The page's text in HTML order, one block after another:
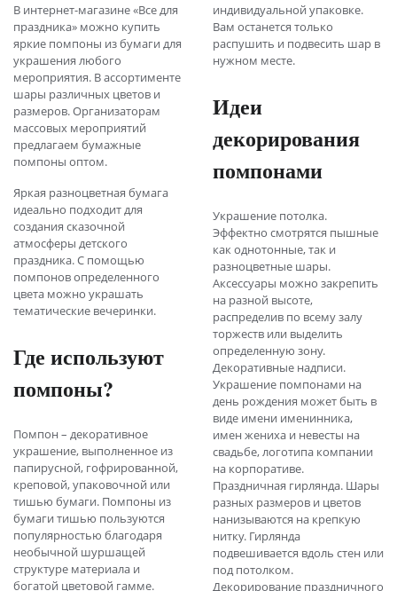
В интернет-магазине «Все для
праздника» можно купить
яркие помпоны из бумаги для
украшения любого
мероприятия. В ассортименте
шары различных цветов и
размеров. Организаторам
массовых мероприятий
предлагаем бумажные
помпоны оптом.
Яркая разноцветная бумага
идеально подходит для
создания сказочной
атмосферы детского
праздника. С помощью
помпонов определенного
цвета можно украшать
тематические вечеринки.
Где используют
помпоны?
Помпон – декоративное
украшение, выполненное из
папирусной, гофрированной,
креповой, упаковочной или
тишью бумаги. Помпоны из
бумаги тишью пользуются
популярностью благодаря
необычной шуршащей
структуре материала и
богатой цветовой гамме.
индивидуальной упаковке.
Вам останется только
распушить и подвесить шар в
нужном месте.
Идеи
декорирования
помпонами
Украшение потолка.
Эффектно смотрятся пышные
как однотонные, так и
разноцветные шары.
Аксессуары можно закрепить
на разной высоте,
распределив по всему залу
торжеств или выделить
определенную зону.
Декоративные надписи.
Украшение помпонами на
день рождения может быть в
виде имени именинника,
имен жениха и невесты на
свадьбе, логотипа компании
на корпоративе.
Праздничная гирлянда. Шары
разных размеров и цветов
нанизываются на крепкую
нитку. Гирлянда
подвешивается вдоль стен или
под потолком.
Декорирование праздничного